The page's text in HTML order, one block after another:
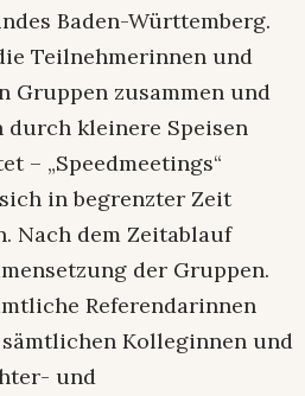
Baden-Württemberg.
Teilnehmerinnen und
Gruppen zusammen und
kleinere Speisen
– „Speedmeetings“
in begrenzter Zeit
Nach dem Zeitablauf
der Gruppen.
Referendarinnen
Kolleginnen und
und